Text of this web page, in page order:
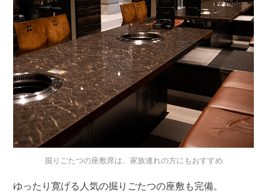
掘りごたつの座敷席は、家族連れの方にもおすすめ
ゆったり寛げる人気の掘りごたつの座敷も完備。